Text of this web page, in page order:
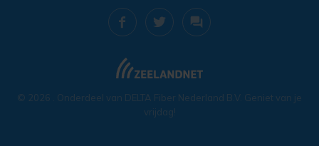
© 2026 . Onderdeel van DELTA Fiber Nederland B.V. Geniet van je
vrijdag!